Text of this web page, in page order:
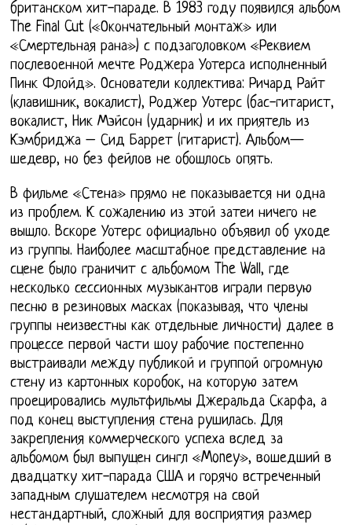
британском хит-параде. В 1983 году появился альбом
The Final Cut («Окончательный монтаж» или
«Смертельная рана») с подзаголовком «Реквием
послевоенной мечте Роджера Уотерса исполненный
Пинк Флойд». Основатели коллектива: Ричард Райт
(клавишник, вокалист), Роджер Уотерс (бас-гитарист,
вокалист, Ник Мэйсон (ударник) и их приятель из
Кэмбриджа – Сид Баррет (гитарист). Альбом—
шедевр, но без фейлов не обошлось опять.
В фильме «Стена» прямо не показывается ни одна
из проблем. К сожалению из этой затеи ничего не
вышло. Вскоре Уотерс официально объявил об уходе
из группы. Наиболее масштабное представление на
сцене было граничит с альбомом The Wall, где
несколько сессионных музыкантов играли первую
песню в резиновых масках (показывая, что члены
группы неизвестны как отдельные личности) далее в
процессе первой части шоу рабочие постепенно
выстраивали между публикой и группой огромную
стену из картонных коробок, на которую затем
проецировались мультфильмы Джеральда Скарфа, а
под конец выступления стена рушилась. Для
закрепления коммерческого успеха вслед за
альбомом был выпущен сингл «Money», вошедший в
двадцатку хит-парада США и горячо встреченный
западным слушателем несмотря на свой
нестандартный, сложный для восприятия размер